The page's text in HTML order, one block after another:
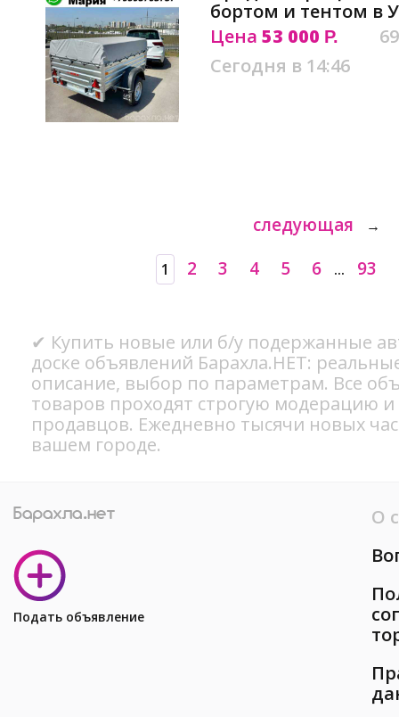
бортом и тентом в
Цена 53 000 Р.
Сегодня в 14:46
следующая →
1 2 3 4 5 6 ... 93
✔ Купить новые или б/у подержанные
доске объявлений Барахла.НЕТ:
описание, выбор по параметрам. Все
товаров проходят строгую модерацию
продавцов. Ежедневно тысячи новых
вашем городе.
Подать объявление
О